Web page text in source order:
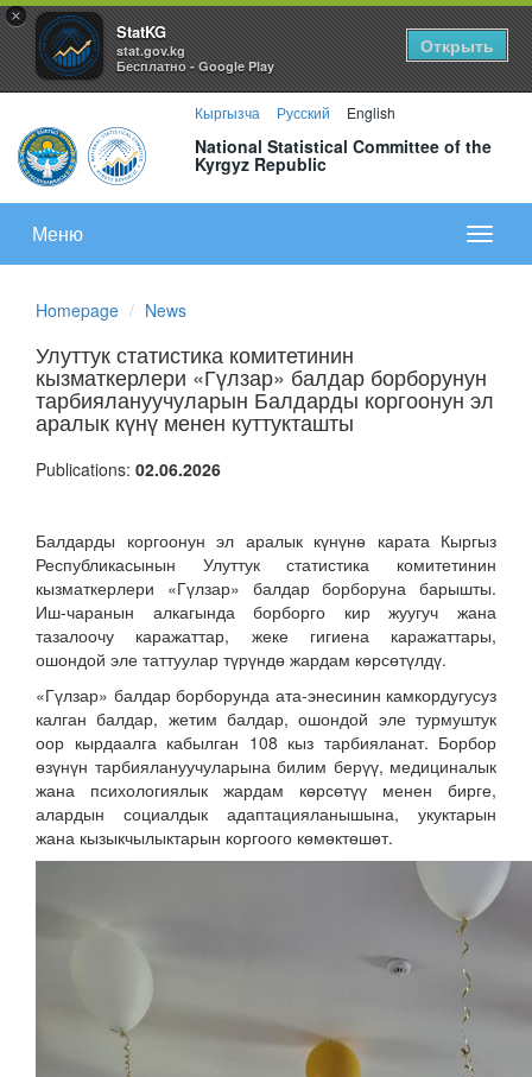
×
StatKG
stat.gov.kg
Бесплатно - Google Play
Открыть
Кыргызча Русский English
National Statistical Committee of the
Kyrgyz Republic
меню
Меню
Homepage News
Улуттук статистика комитетинин
кызматкерлери «Гүлзар» балдар борборунун
тарбиялануучуларын Балдарды коргоонун эл
аралык күнү менен куттукташты
Publications: 02.06.2026
Балдарды коргоонун эл аралык күнүнө карата Кыргыз
Республикасынын Улуттук статистика комитетинин
кызматкерлери «Гүлзар» балдар борборуна барышты.
Иш-чаранын алкагында борборго кир жуугуч жана
тазалоочу каражаттар, жеке гигиена каражаттары,
ошондой эле таттуулар түрүндө жардам көрсөтүлдү.
«Гүлзар» балдар борборунда ата-энесинин камкордугусуз
калган балдар, жетим балдар, ошондой эле турмуштук
оор кырдаалга кабылган 108 кыз тарбияланат. Борбор
өзүнүн тарбиялануучуларына билим берүү, медициналык
жана психологиялык жардам көрсөтүү менен бирге,
алардын социалдык адаптацияланышына, укуктарын
жана кызыкчылыктарын коргоого көмөктөшөт.